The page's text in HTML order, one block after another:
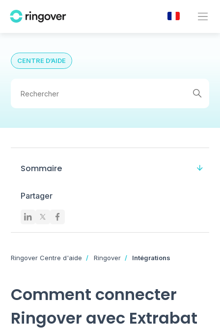
CENTRE D’AIDE
Sommaire
Partager
Ringover Centre d'aide Ringover Intégrations
Comment connecter
Ringover avec Extrabat